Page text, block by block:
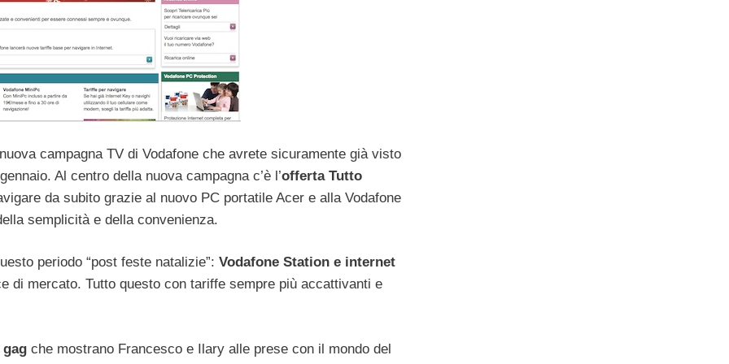
campagna TV di Vodafone che avrete sicuramente già visto
Al centro della nuova campagna c’è l’offerta Tutto
da subito grazie al nuovo PC portatile Acer e alla Vodafone
semplicità e della convenienza.
periodo “post feste natalizie”: Vodafone Station e internet
di mercato. Tutto questo con tariffe sempre più accattivanti e
che mostrano Francesco e Ilary alle prese con il mondo del